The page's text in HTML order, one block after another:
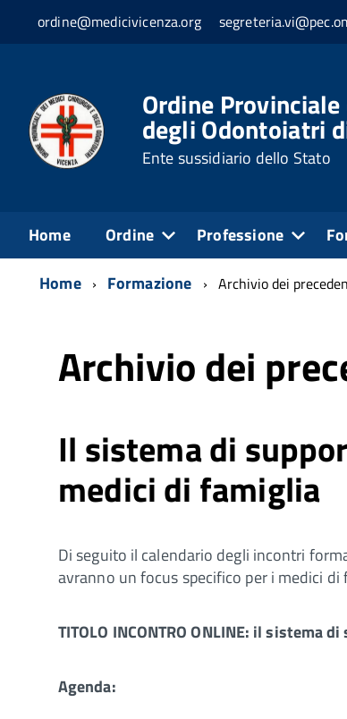
ordine@medicivicenza.org
Ordine
degli Odontoiatri
Ente sussidiario dello Stato
Home Ordine Professione
Home Formazione Archivio dei
Archivio dei
Il sistema di
medici di famiglia
Di seguito il calendario degli incontri
avranno un focus specifico per i medici di
TITOLO INCONTRO ONLINE: ilsistema di
Agenda: